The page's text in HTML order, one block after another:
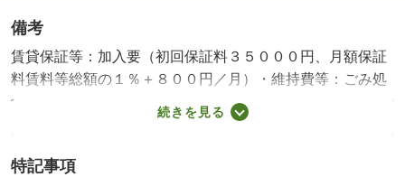
備考
賃貸保証等：加入要（初回保証料３５０００円、月額保証
料賃料等総額の１％＋８００円／月）・維持費等：ごみ処
理代２，５００円／月・縦列駐車場２台６，６００円／
月・他交通手段：ＪＡ長上支店停歩４分・☆お問い合わせ
認』『内見方法』などご不明な点がありましたらお気軽に
続きを見る
特記事項